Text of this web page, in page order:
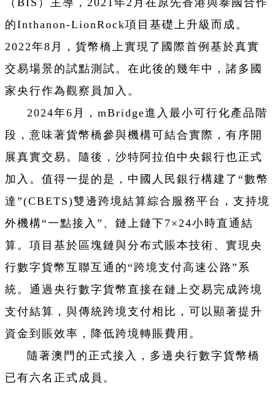
（BIS）主導，2021年2月在原先香港與泰國合作
的Inthanon-LionRock項目基礎上升級而成。
2022年8月，貨幣橋上實現了國際首例基於真實
交易場景的試點測試。在此後的幾年中，諸多國
家央行作為觀察員加入。
2024年6月，mBridge進入最小可行化產品階
段，意味著貨幣橋參與機構可結合實際，有序開
展真實交易。隨後，沙特阿拉伯中央銀行也正式
加入。值得一提的是，中國人民銀行構建了“數幣
達”(CBETS)雙邊跨境結算綜合服務平台，支持境
外機構“一點接入”、鏈上鏈下7×24小時直通結
算。項目基於區塊鏈與分布式賬本技術、實現央
行數字貨幣互聯互通的“跨境支付高速公路”系
統。通過央行數字貨幣直接在鏈上交易完成跨境
支付結算，與傳統跨境支付相比，可以顯著提升
資金到賬效率，降低跨境轉賬費用。
隨著澳門的正式接入，多邊央行數字貨幣橋
已有六名正式成員。